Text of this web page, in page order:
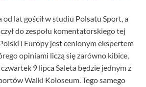
od lat gościł w studiu Polsatu Sport, a
do zespołu komentatorskiego tej
i Europy jest cenionym ekspertem
opiniami liczą się zarówno kibice,
9 lipca Saleta będzie jednym z
Walki Koloseum. Tego samego